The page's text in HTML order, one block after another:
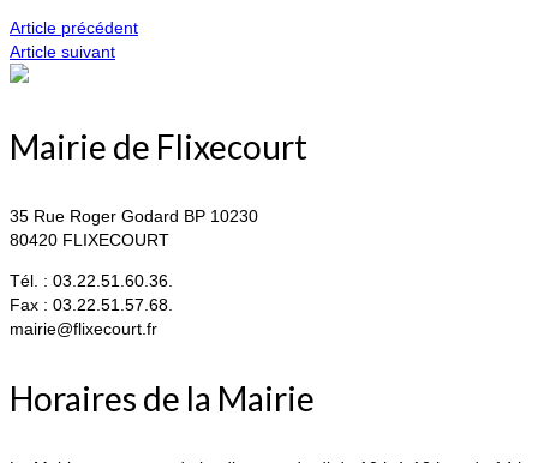
Article précédent
Article suivant
Mairie de Flixecourt
35 Rue Roger Godard BP 10230
80420 FLIXECOURT
Tél. : 03.22.51.60.36.
Fax : 03.22.51.57.68.
mairie@flixecourt.fr
Horaires de la Mairie